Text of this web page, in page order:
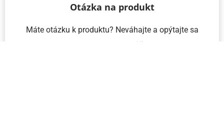
Otázka na produkt
Máte otázku k produktu? Neváhajte a opýtajte sa
nás – radi vám pomôžeme!